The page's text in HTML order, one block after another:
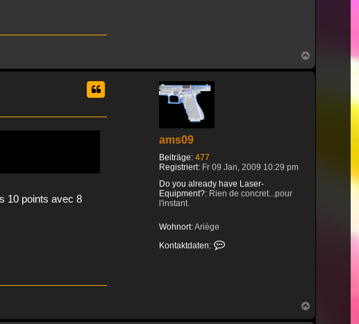
DT50B 60 degrés
1 laser Aworldlaser 45w RGB scanner
DT50C 60 degrés
oben
ams09
Beiträge: 477
Registriert: Fr 09 Jan, 2009 10:29 pm
Do you already have Laser-
Equipment?: Rien de concret...pour
l'instant.
Wohnort:Ariège
Kontaktdaten:
10 points avec 8
oben